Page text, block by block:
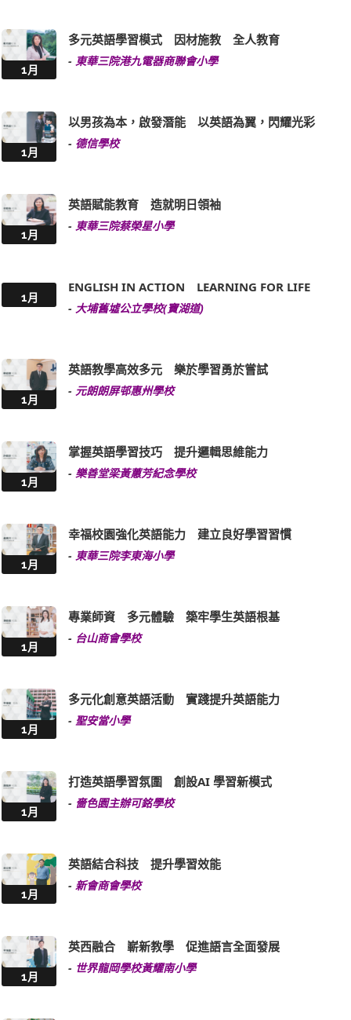
1月
多元英語學習模式 因材施教 全人教育
- 東華三院港九電器商聯會小學
1月
以男孩為本，啟發潛能 以英語為翼，閃耀光彩
- 德信學校
1月
英語賦能教育 造就明日領袖
- 東華三院蔡榮星小學
1月
ENGLISH IN ACTION LEARNING FOR LIFE
- 大埔舊墟公立學校(寶湖道)
1月
英語教學高效多元 樂於學習勇於嘗試
- 元朗朗屏邨惠州學校
1月
掌握英語學習技巧 提升邏輯思維能力
- 樂善堂梁黃蕙芳紀念學校
1月
幸福校園強化英語能力 建立良好學習習慣
- 東華三院李東海小學
1月
專業師資 多元體驗 築牢學生英語根基
- 台山商會學校
1月
多元化創意英語活動 實踐提升英語能力
- 聖安當小學
1月
打造英語學習氛圍 創設AI 學習新模式
- 嗇色園主辦可銘學校
1月
英語結合科技 提升學習效能
- 新會商會學校
1月
英西融合 嶄新教學 促進語言全面發展
- 世界龍岡學校黃耀南小學